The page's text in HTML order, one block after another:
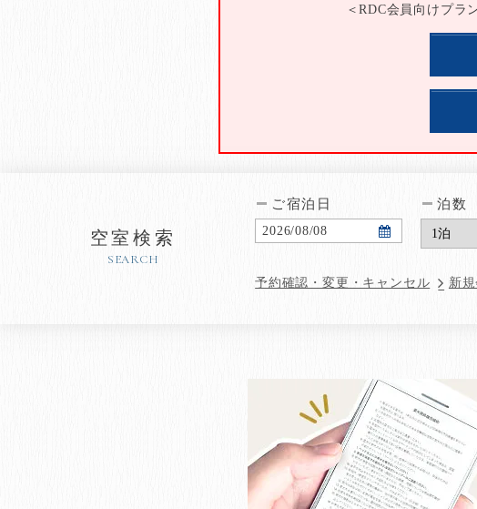
＜RDC会員向けプラ
空室検索
SEARCH
ご宿泊日
2026/08/08
泊数
予約確認・変更・キャンセル 新